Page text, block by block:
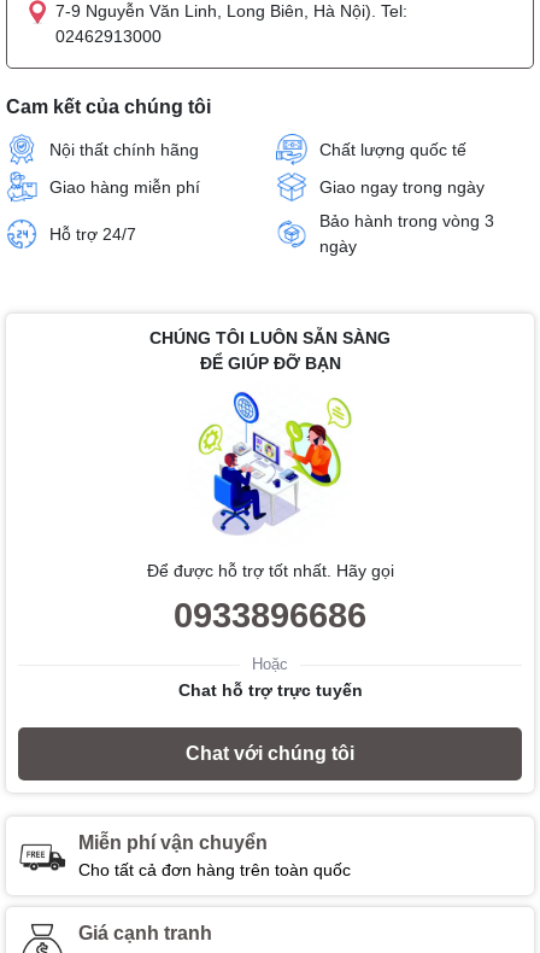
7-9 Nguyễn Văn Linh, Long Biên, Hà Nội). Tel:
02462913000
Cam kết của chúng tôi
Nội thất chính hãng
Chất lượng quốc tế
Giao hàng miễn phí
Giao ngay trong ngày
Hỗ trợ 24/7
Bảo hành trong vòng 3
ngày
CHÚNG TÔI LUÔN SẴN SÀNG
ĐỂ GIÚP ĐỠ BẠN
Để được hỗ trợ tốt nhất. Hãy gọi
0933896686
Hoặc
Chat hỗ trợ trực tuyến
Chat với chúng tôi
Miễn phí vận chuyển
Cho tất cả đơn hàng trên toàn quốc
Giá cạnh tranh